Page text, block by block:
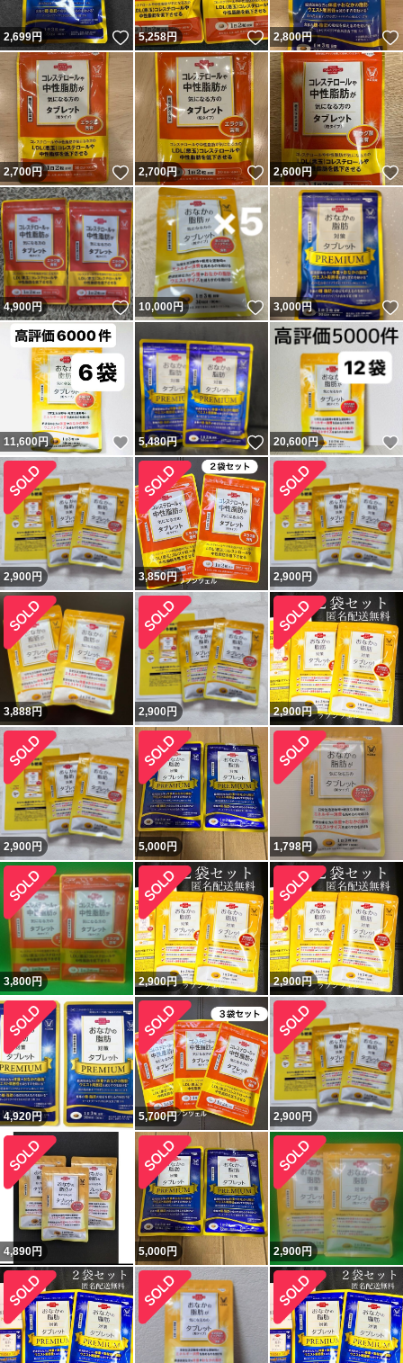
2,699円 いいね！
5,258円 いいね！
2,800円
2,700円 いいね！
2,700円 いいね！
2,600円
4,900円 いいね！
10,000円 いいね！
3,000円
11,600 円 いいね！
5,480円 いいね！
20,600円
2,900円 3,850円 2,900円
3,888円 2,900円 2,900円
2,900円 5,000円 1,798円
3,800円 2,900円 2,900円
4,920円 5,700円 2,900円
4,890円 5,000円 2,900円